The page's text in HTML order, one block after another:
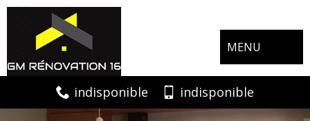
MENU
indisponible indisponible